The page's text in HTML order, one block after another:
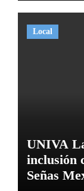
Local
UNIVA
inclusión
Señas